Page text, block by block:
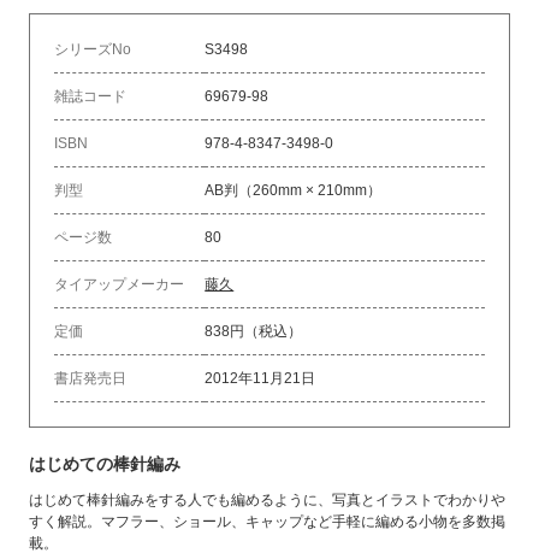
シリーズNo S3498
雑誌コード 69679-98
ISBN 978-4-8347-3498-0
判型 AB判（260mm × 210mm）
ページ数 80
タイアップメーカー 藤久
定価 838円（税込）
書店発売日 2012年11月21日
はじめての棒針編み
はじめて棒針編みをする人でも編めるように、写真とイラストでわかりや
すく解説。マフラー、ショール、キャップなど手軽に編める小物を多数掲
載。